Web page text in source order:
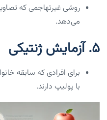
روشی غیرتهاجمی که
می‌دهد.
5. آزمایش ژنتیکی
برای افرادی که سابقه
با پولیپ دارند.